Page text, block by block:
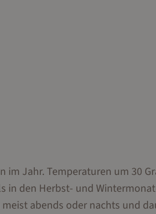
im Jahr. Temperaturen um 30
in den Herbst- und
abends oder nachts und